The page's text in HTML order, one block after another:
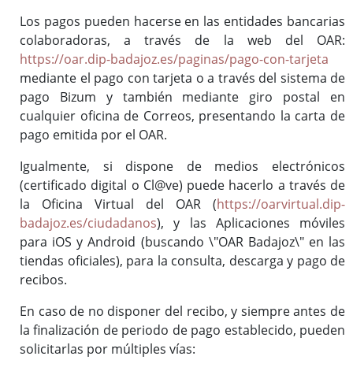
Los pagos pueden hacerse en las entidades bancarias
colaboradoras, a través de la web del OAR:
https://oar.dip-badajoz.es/paginas/pago-con-tarjeta
mediante el pago con tarjeta o a través del sistema de
pago Bizum y también mediante giro postal en
cualquier oficina de Correos, presentando la carta de
pago emitida por el OAR.
Igualmente, si dispone de medios electrónicos
(certificado digital o Cl@ve) puede hacerlo a través de
la Oficina Virtual del OAR (https://oarvirtual.dip-
badajoz.es/ciudadanos), y las Aplicaciones móviles
para iOS y Android (buscando \"OAR Badajoz\" en las
tiendas oficiales), para la consulta, descarga y pago de
recibos.
En caso de no disponer del recibo, y siempre antes de
la finalización de periodo de pago establecido, pueden
solicitarlas por múltiples vías: